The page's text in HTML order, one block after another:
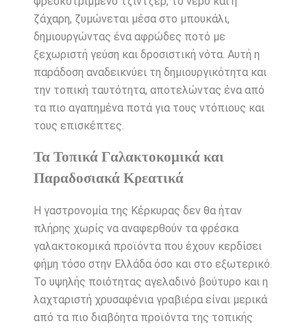
ζάχαρη, ζυμώνεται μέσα στο μπουκάλι,
δημιουργώντας ένα αφρώδες ποτό με
ξεχωριστή γεύση και δροσιστική νότα. Αυτή η
παράδοση αναδεικνύει τη δημιουργικότητα και
την τοπική ταυτότητα, αποτελώντας ένα από
τα πιο αγαπημένα ποτά για τους ντόπιους και
τους επισκέπτες.
Τα Τοπικά Γαλακτοκομικά και
Παραδοσιακά Κρεατικά
Η γαστρονομία της Κέρκυρας δεν θα ήταν
πλήρης χωρίς να αναφερθούν τα φρέσκα
γαλακτοκομικά προϊόντα που έχουν κερδίσει
φήμη τόσο στην Ελλάδα όσο και στο εξωτερικό.
Το υψηλής ποιότητας αγελαδινό βούτυρο και η
λαχταριστή χρυσαφένια γραβιέρα είναι μερικά
από τα πιο διαβόητα προϊόντα της τοπικής